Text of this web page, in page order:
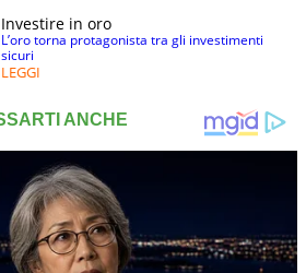
Investire in oro
L’oro torna protagonista tra gli investimenti
sicuri
LEGGI